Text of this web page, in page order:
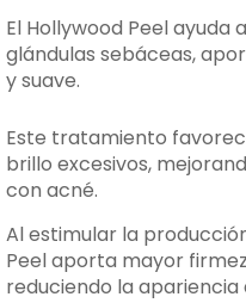
El Hollywood Peel
glándulas sebáceas,
y suave.
Este tratamiento
brillo excesivos,
con acné.
Al estimular la
Peel aporta mayor
reduciendo la apariencia